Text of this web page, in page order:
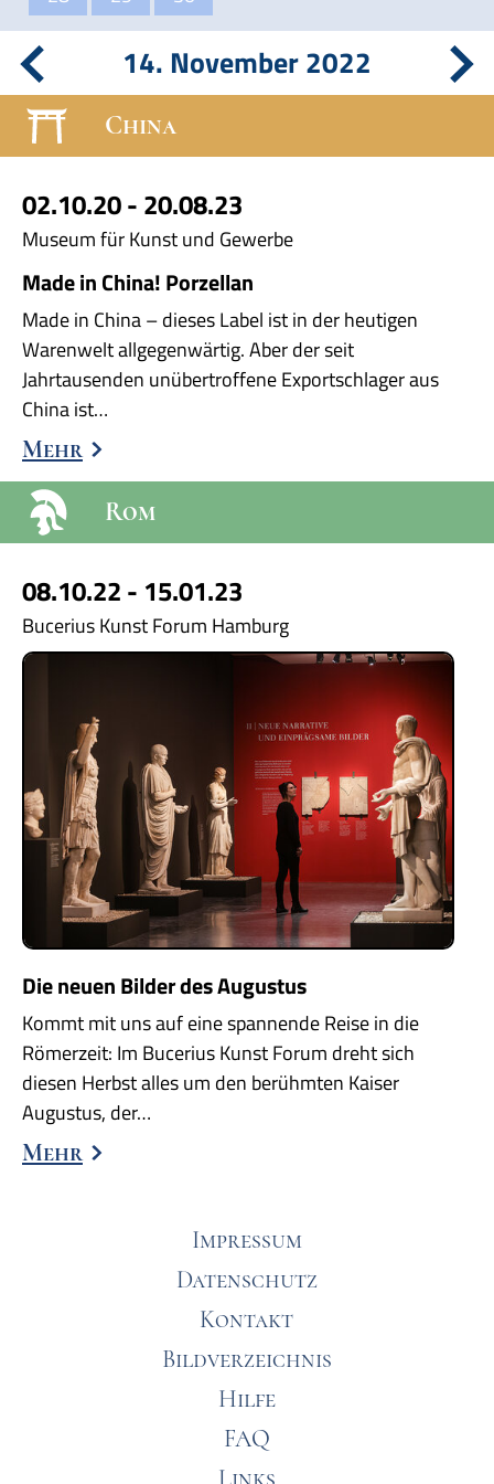
14. November 2022
China
02.10.20 - 20.08.23
Museum für Kunst und Gewerbe
Made in China! Porzellan
Made in China – dieses Label ist in der heutigen
Warenwelt allgegenwärtig. Aber der seit
Jahrtausenden unübertroffene Exportschlager aus
China ist…
Mehr
Rom
08.10.22 - 15.01.23
Bucerius Kunst Forum Hamburg
Die neuen Bilder des Augustus
Kommt mit uns auf eine spannende Reise in die
Römerzeit: Im Bucerius Kunst Forum dreht sich
diesen Herbst alles um den berühmten Kaiser
Augustus, der…
Mehr
Impressum
Datenschutz
Kontakt
Bildverzeichnis
Hilfe
FAQ